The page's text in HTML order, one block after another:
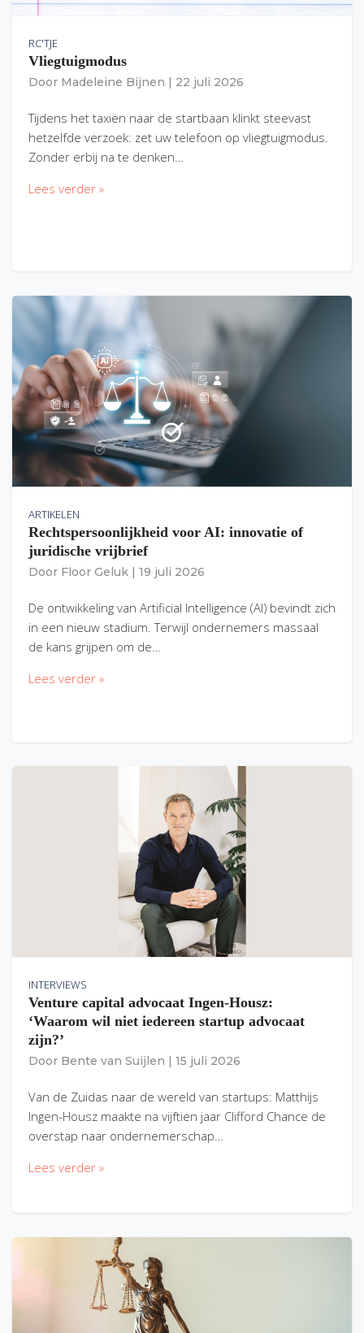
RC'TJE
Vliegtuigmodus
Door Madeleine Bijnen 22 juli 2026
Tijdens het taxiën naar de startbaan klinkt steevast
hetzelfde verzoek: zet uw telefoon op vliegtuigmodus.
Zonder erbij na te denken…
Lees verder »
ARTIKELEN
Rechtspersoonlijkheid voor AI: innovatie of
juridische vrijbrief
Door Floor Geluk 19 juli 2026
De ontwikkeling van Artificial Intelligence (AI) bevindt zich
in een nieuw stadium. Terwijl ondernemers massaal
de kans grijpen om de…
Lees verder »
INTERVIEWS
Venture capital advocaat Ingen-Housz:
‘Waarom wil niet iedereen startup advocaat
zijn?’
Door Bente van Suijlen 15 juli 2026
Van de Zuidas naar de wereld van startups: Matthijs
Ingen-Housz maakte na vijftien jaar Clifford Chance de
overstap naar ondernemerschap…
Lees verder »